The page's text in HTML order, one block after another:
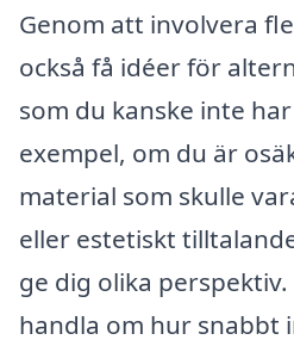
Genom att involvera
också få idéer för
som du kanske inte
exempel, om du är
material som skulle
eller estetiskt
ge dig olika
handla om hur snabbt